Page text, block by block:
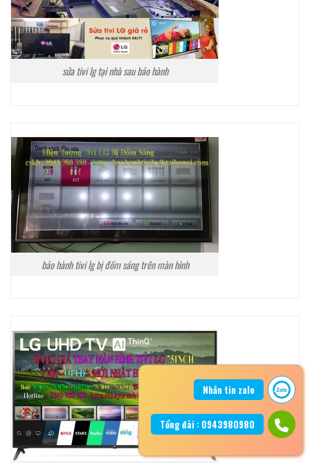
sửa tivi lg tại nhà sau bảo hành
bảo hành tivi lg bị đốm sáng trên màn hình
Nhắn tin zalo
Tổng đài : 0943980980